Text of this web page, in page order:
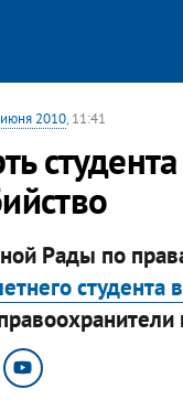
2010, 11:41
Рады по